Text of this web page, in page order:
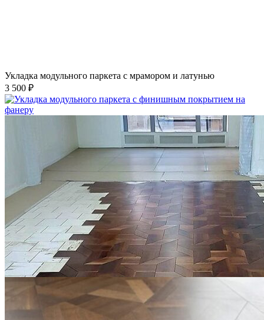
Укладка модульного паркета с мрамором и латунью
3 500 ₽
Укладка модульного паркета с финишным покрытием на
фанеру
3 600 ₽